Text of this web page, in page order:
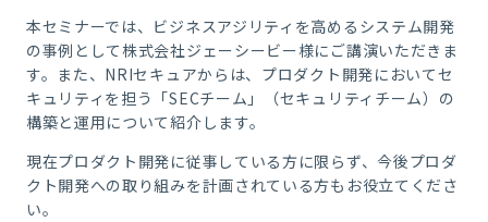
本セミナーでは、ビジネスアジリティを高めるシステム開発
の事例として株式会社ジェーシービー様にご講演いただきま
す。また、NRIセキュアからは、プロダクト開発においてセ
キュリティを担う「SECチーム」（セキュリティチーム）の
構築と運用について紹介します。
現在プロダクト開発に従事している方に限らず、今後プロダ
クト開発への取り組みを計画されている方もお役立てくださ
い。